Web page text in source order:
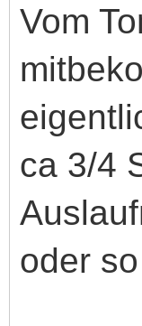
Vom
ca 3/4
oder